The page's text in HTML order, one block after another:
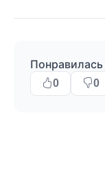
Понравилась
0 0